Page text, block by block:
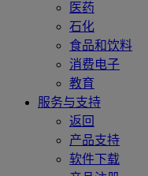
医药
石化
食品和饮料
消费电子
教育
服务与支持
返回
产品支持
软件下载